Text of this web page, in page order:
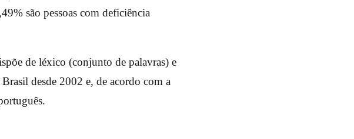
são pessoas com deficiência
de léxico (conjunto de palavras) e
desde 2002 e, de acordo com a